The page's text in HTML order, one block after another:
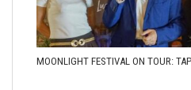
MOONLIGHT FESTIVAL ON TOUR: